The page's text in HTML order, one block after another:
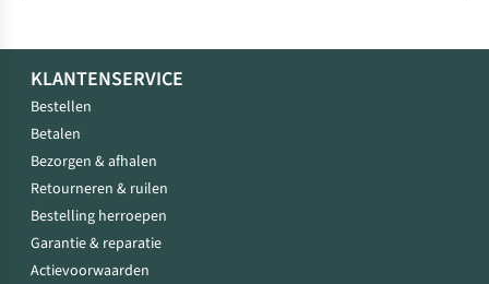
KLANTENSERVICE
Bestellen
Betalen
Bezorgen & afhalen
Retourneren & ruilen
Bestelling herroepen
Garantie & reparatie
Actievoorwaarden